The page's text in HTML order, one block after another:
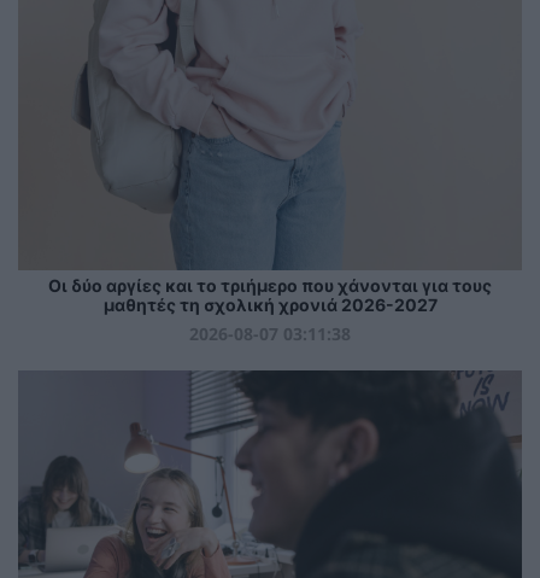
Οι δύο αργίες και το τριήμερο που χάνονται για τους
μαθητές τη σχολική χρονιά 2026-2027
2026-08-07 03:11:38